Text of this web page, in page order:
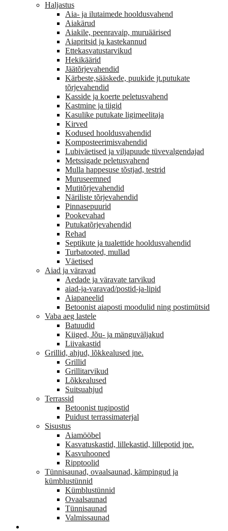
Haljastus
Aia- ja ilutaimede hooldusvahend
Aiakärud
Aiakile, peenravaip, muruäärised
Aiapritsid ja kastekannud
Ettekasvatustarvikud
Hekikäärid
Jäätõrjevahendid
Kärbeste,sääskede, puukide jt.putukate
tõrjevahendid
Kasside ja koerte peletusvahend
Kastmine ja tiigid
Kasulike putukate ligimeelitaja
Kirved
Kodused hooldusvahendid
Komposteerimisvahendid
Lubiväetised ja viljapuude tüvevalgendajad
Metssigade peletusvahend
Mulla happesuse tõstjad, testrid
Muruseemned
Mutitõrjevahendid
Näriliste tõrjevahendid
Pinnasepuurid
Pookevahad
Putukatõrjevahendid
Rehad
Septikute ja tualettide hooldusvahendid
Turbatooted, mullad
Väetised
Aiad ja väravad
Aedade ja väravate tarvikud
aiad-ja-varavad/postid-ja-lipid
Aiapaneelid
Betoonist aiaposti moodulid ning postimütsid
Vaba aeg lastele
Batuudid
Kiiged, Jõu- ja mänguväljakud
Liivakastid
Grillid, ahjud, lõkkealused jne.
Grillid
Grillitarvikud
Lõkkealused
Suitsuahjud
Terrassid
Betoonist tugipostid
Puidust terrassimaterjal
Sisustus
Aiamööbel
Kasvatuskastid, lillekastid, lillepotid jne.
Kasvuhooned
Ripptoolid
Tünnisaunad, ovaalsaunad, kämpingud ja
kümblustünnid
Kümblustünnid
Ovaalsaunad
Tünnisaunad
Valmissaunad